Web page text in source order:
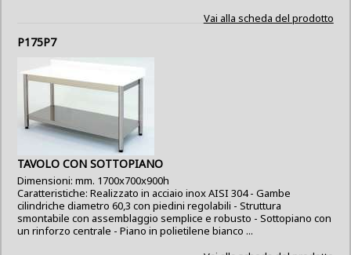
Vai alla scheda del prodotto
P175P7
TAVOLO CON SOTTOPIANO
Dimensioni: mm. 1700x700x900h
Caratteristiche: Realizzato in acciaio inox AISI 304 - Gambe
cilindriche diametro 60,3 con piedini regolabili - Struttura
smontabile con assemblaggio semplice e robusto - Sottopiano con
un rinforzo centrale - Piano in polietilene bianco ...